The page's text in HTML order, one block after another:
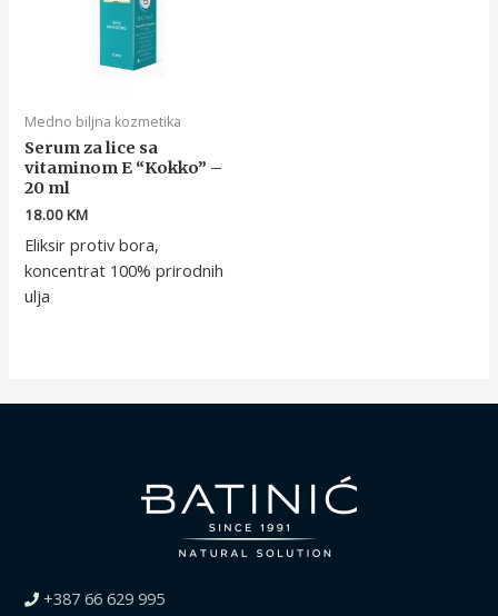
Medno biljna kozmetika
Serum za lice sa
vitaminom E “Kokko” –
20 ml
18.00KM
Eliksir protiv bora,
koncentrat 100% prirodnih
ulja
+387 66 629 995